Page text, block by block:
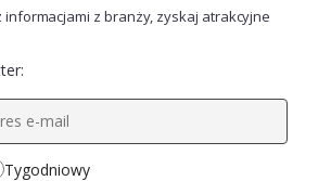
informacjami z branży, zyskaj atrakcyjne
Tygodniowy